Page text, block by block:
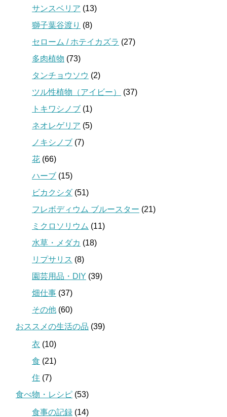
サンスベリア (13)
獅子葉谷渡り (8)
セローム / ホテイカズラ (27)
多肉植物 (73)
タンチョウソウ (2)
ツル性植物（アイビー）
(37)
トキワシノブ (1)
ネオレゲリア (5)
ノキシノブ (7)
花 (66)
ハーブ (15)
ビカクシダ(51)
フレボディウム ブルースター (21)
ミクロソリウム (11)
水草・メダカ (18)
リプサリス (8)
園芸用品・DIY (39)
畑仕事 (37)
その他 (60)
おススメの生活の品 (39)
衣 (10)
食 (21)
住 (7)
食べ物・レシピ (53)
食事の記録 (14)